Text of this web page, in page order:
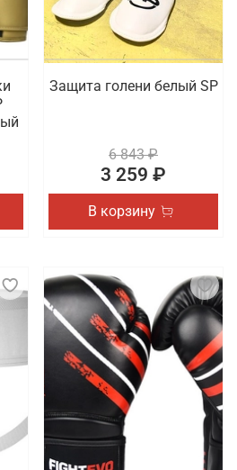
Защита голени белый SP
6 843 ₽
3 259 ₽
В корзину